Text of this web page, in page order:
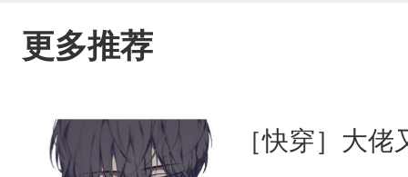
更多推荐
［快穿］大